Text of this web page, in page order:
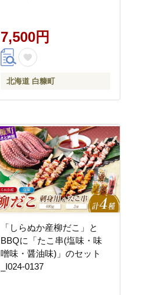
チ食感 北海道 白糠町
_L007-0736-A
7,500円
北海道 白糠町
「しらぬか産柳だこ」と
BBQに「たこ串(塩味・味
噌味・醤油味)」のセット
_I024-0137